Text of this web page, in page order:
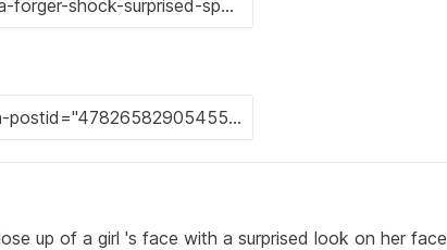
up of a girl 's face with a surprised look on her face